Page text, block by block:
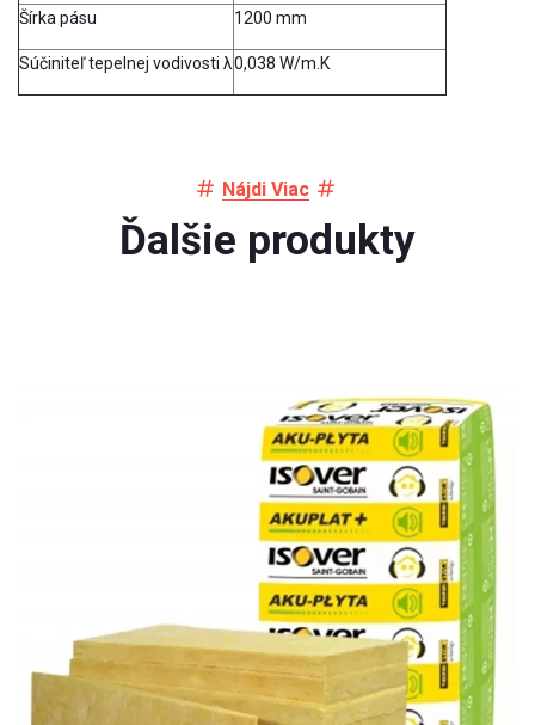
Šírka pásu 1200 mm
Súčiniteľ tepelnej vodivosti λ0,038 W/m.K
Nájdi Viac
Ďalšie produkty